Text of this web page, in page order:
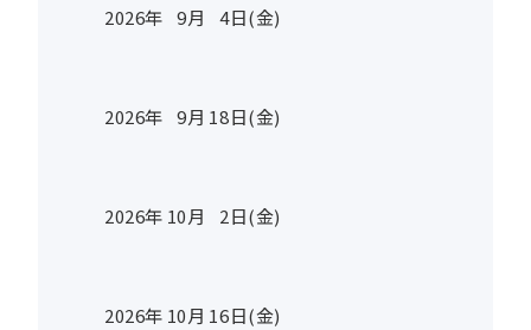
2026年 9月 4日(金)
2026年 9月 18日(金)
2026年 10月 2日(金)
2026年 10月 16日(金)